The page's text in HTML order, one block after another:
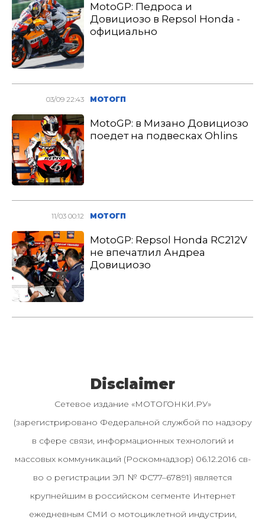
MotoGP: Педроса и
Довициозо в Repsol Honda -
официально
03/09 22:43 МОТОГП
MotoGP: в Мизано Довициозо
поедет на подвесках Ohlins
11/03 00:12 МОТОГП
MotoGP: Repsol Honda RC212V
не впечатлил Андреа
Довициозо
Disclaimer
Сетевое издание «МОТОГОНКИ.РУ»
(зарегистрировано Федеральной службой по надзору
в сфере связи, информационных технологий и
массовых коммуникаций (Роскомнадзор) 06.12.2016 св-
во о регистрации ЭЛ № ФС77–67891) является
крупнейшим в российском сегменте Интернет
ежедневным СМИ о мотоциклетной индустрии,